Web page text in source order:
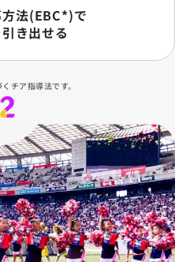
法(EBC*)で
き出せる
チア指導法です。